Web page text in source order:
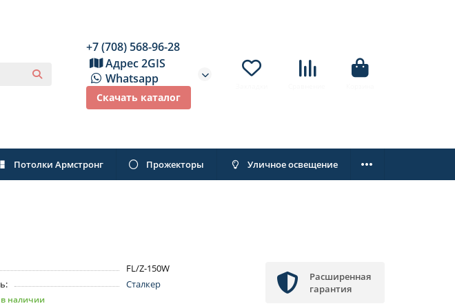
+7 (708) 568-96-28
Адрес 2GIS
Whatsapp
Скачать каталог
Потолки Армстронг Прожекторы Уличное освещение
FL/Z-150W
Сталкер
в наличии
Расширенная
гарантия